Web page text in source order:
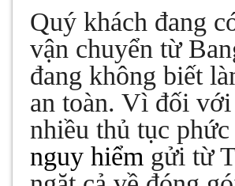
Quý khách đang
vận chuyển từ
đang không biết
an toàn. Vì đối
nhiều thủ tục
nguy hiểm gửi từ